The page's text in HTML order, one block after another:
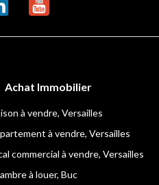
Achat Immobilier
à vendre, Versailles
à vendre, Versailles
commercial à vendre, Versailles
à louer, Buc